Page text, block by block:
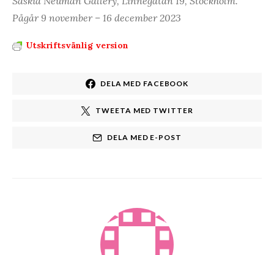
Pågår 9 november – 16 december 2023
Utskriftsvänlig version
DELA MED FACEBOOK
TWEETA MED TWITTER
DELA MED E-POST